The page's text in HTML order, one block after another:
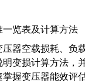
览表及计算方法
器空载损耗、负
变损计算方法，
握变压器能效评